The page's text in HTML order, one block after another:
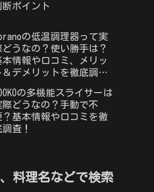
断ポイント
の低温調理器って実
どうなの？使い勝手は？
本情報や口コミ、メリッ
＆デメリットを徹底調
の多機能スライサーは
際どうなの？手動で不
？基本情報や口コミを徹
調査！
料理名などで検索